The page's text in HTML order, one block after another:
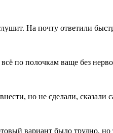
На почту ответили
по полочкам ваще без
но не сделали, сказали
вариант было трудно,